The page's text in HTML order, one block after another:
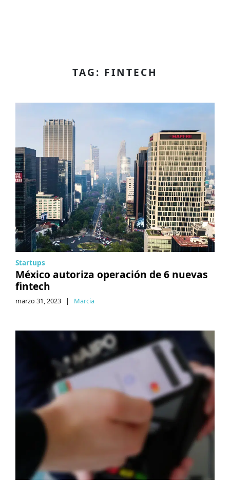
TAG: FINTECH
Startups
México autoriza operación de 6 nuevas
fintech
marzo 31, 2023 | Marcia